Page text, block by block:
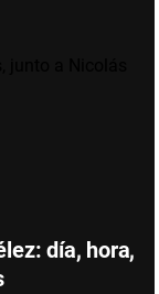
día, hora,